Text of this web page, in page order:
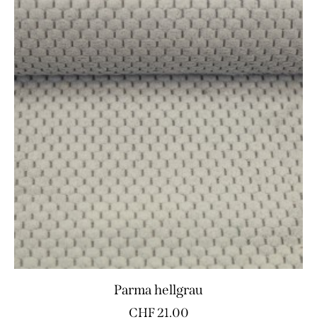
Parma hellgrau
CHF21.00